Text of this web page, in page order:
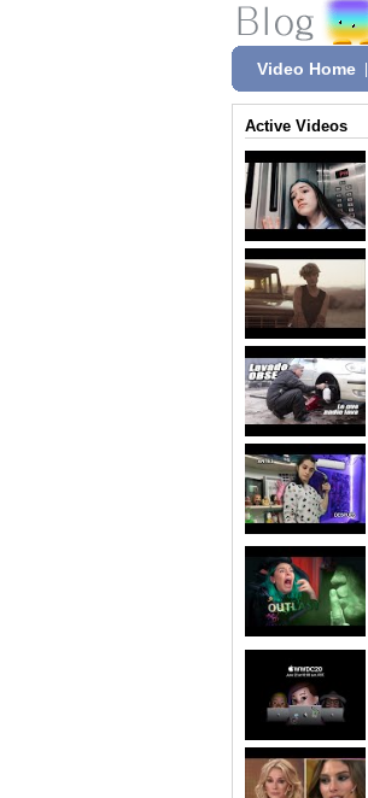
Video Home
Active Videos